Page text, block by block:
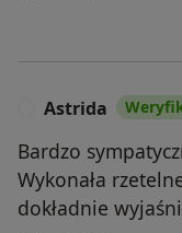
Astrida
Bardzo
Wykonała
dokładnie